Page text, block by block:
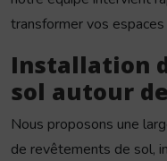
transformer vos
Installation
sol autour
Nous proposons une
de revêtements de sol,